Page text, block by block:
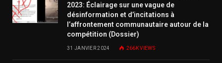
2023: Éclairage sur une vague de
désinformation et d’incitations à
l’affrontement communautaire autour de la
compétition (Dossier)
31 JANVIER 2024 266KVIEWS